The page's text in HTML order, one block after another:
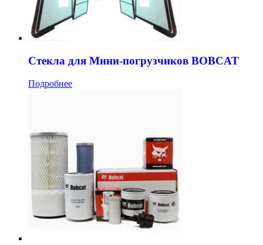
Стекла для Мини-погрузчиков BOBCAT
Подробнее